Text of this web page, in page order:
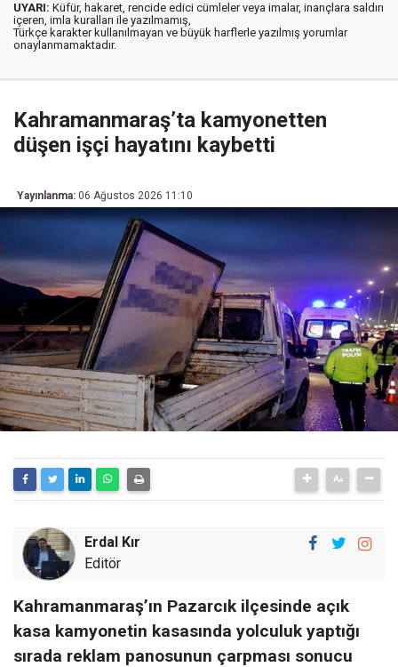
UYARI: Küfür, hakaret, rencide edici cümleler veya imalar, inançlara saldırı
içeren, imla kuralları ile yazılmamış,
Türkçe karakter kullanılmayan ve büyük harflerle yazılmış yorumlar
onaylanmamaktadır.
Kahramanmaraş’ta kamyonetten
düşen işçi hayatını kaybetti
Yayınlanma: 06 Ağustos 2026 11:10
Erdal Kır
Editör
Kahramanmaraş’ın Pazarcık ilçesinde açık
kasa kamyonetin kasasında yolculuk yaptığı
sırada reklam panosunun çarpması sonucu